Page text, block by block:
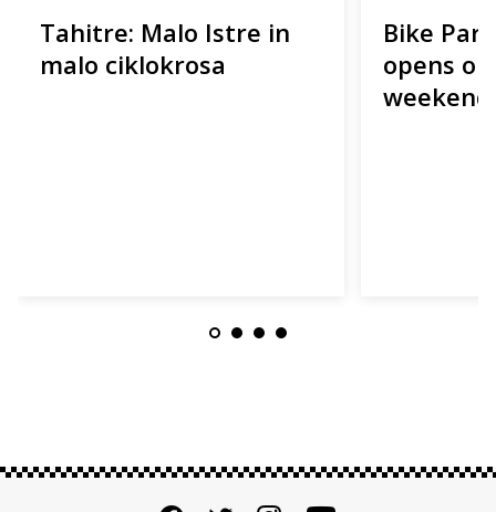
Tahitre: Malo Istre in
malo ciklokrosa
Bike
opens
weekend